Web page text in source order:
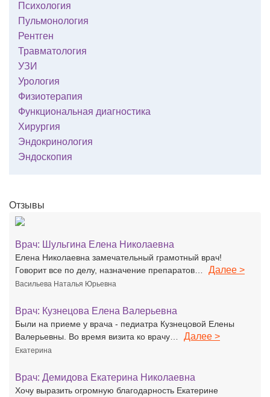
Психология
Пульмонология
Рентген
Травматология
УЗИ
Урология
Физиотерапия
Функциональная диагностика
Хирургия
Эндокринология
Эндоскопия
Отзывы
Врач: Шульгина Елена Николаевна
Елена Николаевна замечательный грамотный врач!
Говорит все по делу, назначение препаратов…
Далее >
Васильева Наталья Юрьевна
Врач: Кузнецова Елена Валерьевна
Были на приеме у врача - педиатра Кузнецовой Елены
Валерьевны. Во время визита ко врачу…
Далее >
Екатерина
Врач: Демидова Екатерина Николаевна
Хочу выразить огромную благодарность Екатерине